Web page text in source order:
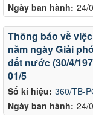
Ngày ban hành: 24/
Số kí hiệu: 360/TB-
Ngày ban hành: 24/
Thông báo về
năm ngày Giải
đất nước (30/4/
01/5